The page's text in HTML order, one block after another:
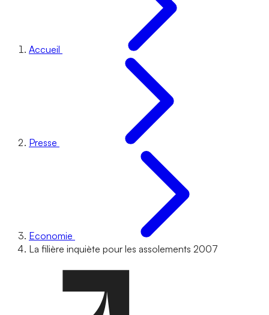
Accueil
Presse
Economie
La filière inquiète pour les assolements 2007